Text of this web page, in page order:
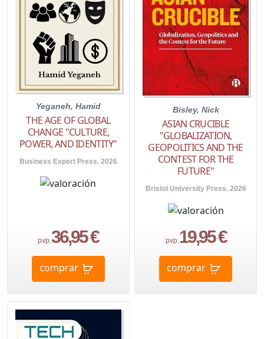
Yeganeh, Hamid
THE AGE OF GLOBAL
CHANGE "CULTURE,
POWER, AND IDENTITY"
Business Expert Press. 2026
pvp.36,95 €
comprar
Bisley, Nick
ASIAN CRUCIBLE
"GLOBALIZATION,
GEOPOLITICS AND THE
CONTEST FOR THE
FUTURE"
Bristol University Press. 2026
pvp. 19,95 €
comprar